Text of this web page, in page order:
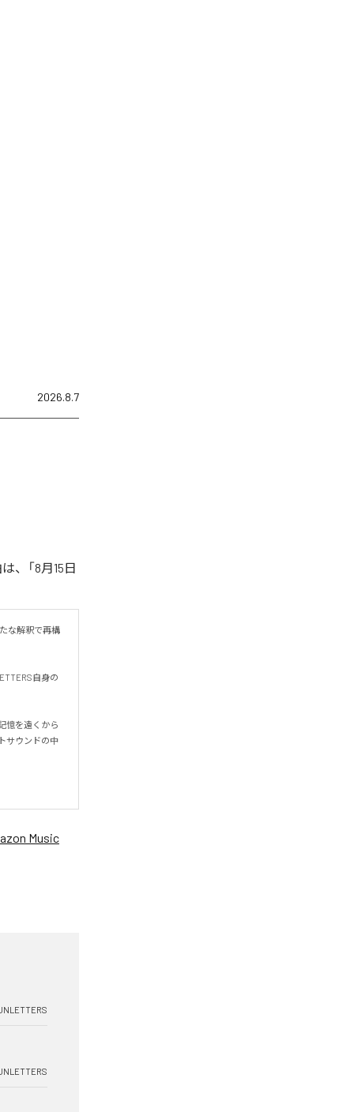
2026.8.7
、「8月15日
な解釈で再構
自身の
憶を遠くから
サウンドの中
Music